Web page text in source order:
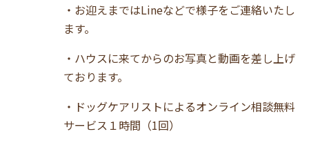
・お迎えまではLineなどで様子をご連絡いたし
ます。
・ハウスに来てからのお写真と動画を差し上げ
ております。
・ドッグケアリストによるオンライン相談無料
サービス１時間（1回）